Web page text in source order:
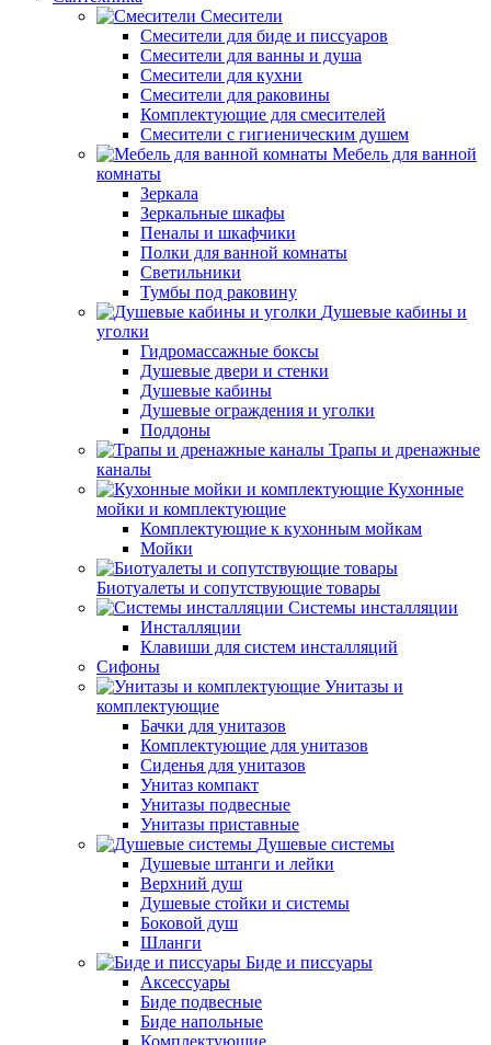
Смесители
Смесители для биде и писсуаров
Смесители для ванны и душа
Смесители для кухни
Смесители для раковины
Комплектующие для смесителей
Смесители с гигиеническим душем
Мебель для ванной
комнаты
Зеркала
Зеркальные шкафы
Пеналы и шкафчики
Полки для ванной комнаты
Светильники
Тумбы под раковину
Душевые кабины и
уголки
Гидромассажные боксы
Душевые двери и стенки
Душевые кабины
Душевые ограждения и уголки
Поддоны
Трапы и дренажные
каналы
Кухонные
мойки и комплектующие
Комплектующие к кухонным мойкам
Мойки
Биотуалеты и сопутствующие товары
Системы инсталляции
Инсталляции
Клавиши для систем инсталляций
Сифоны
Унитазы и
комплектующие
Бачки для унитазов
Комплектующие для унитазов
Сиденья для унитазов
Унитаз компакт
Унитазы подвесные
Унитазы приставные
Душевые системы
Душевые штанги и лейки
Верхний душ
Душевые стойки и системы
Боковой душ
Шланги
Биде и писсуары
Аксессуары
Биде подвесные
Биде напольные
Комплектующие